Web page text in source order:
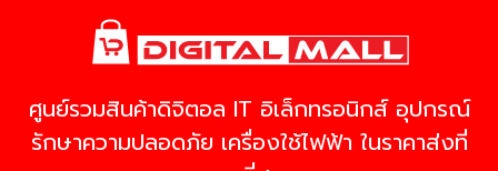
ศูนย์รวมสินค้าดิจิตอล IT อิเล็กทรอนิกส์ อุปกรณ์
รักษาความปลอดภัย เครื่องใช้ไฟฟ้า ในราคาส่งที่